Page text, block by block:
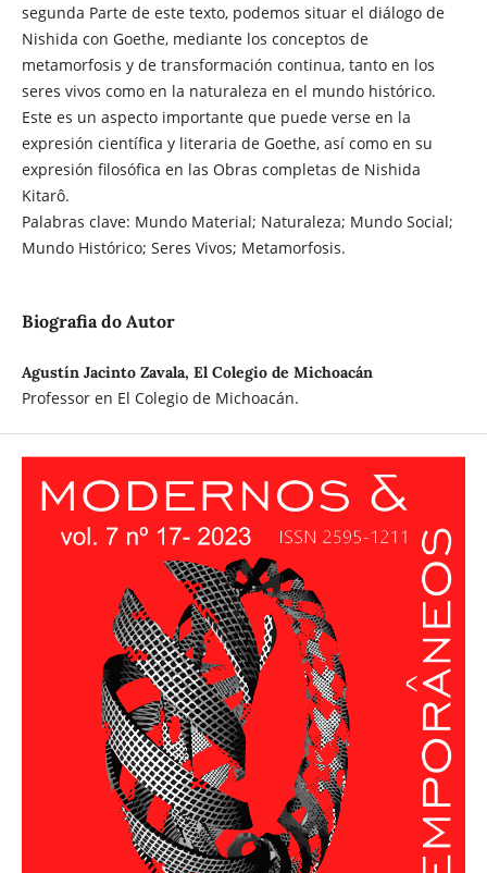
segunda Parte de este texto, podemos situar el diálogo de
Nishida con Goethe, mediante los conceptos de
metamorfosis y de transformación continua, tanto en los
seres vivos como en la naturaleza en el mundo histórico.
Este es un aspecto importante que puede verse en la
expresión científica y literaria de Goethe, así como en su
expresión filosófica en las Obras completas de Nishida
Kitarô.
Palabras clave: Mundo Material; Naturaleza; Mundo Social;
Mundo Histórico; Seres Vivos; Metamorfosis.
Biografia do Autor
Agustín Jacinto Zavala, El Colegio de Michoacán
Professor en El Colegio de Michoacán.